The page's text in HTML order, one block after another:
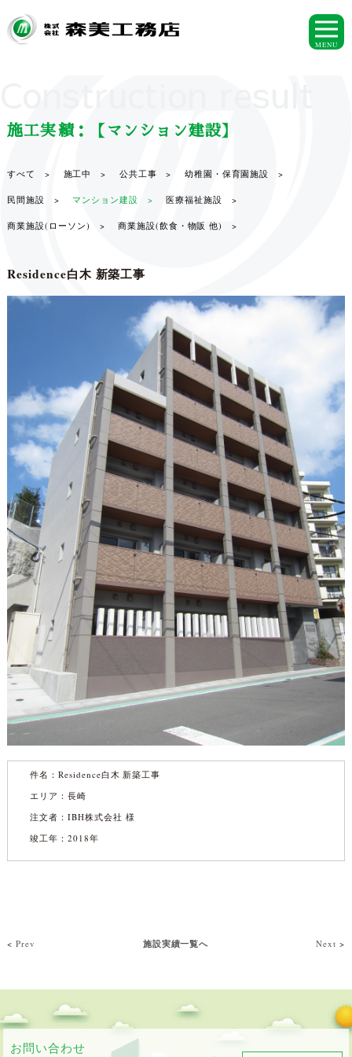
MENU
施工実績：【マンション建設】
すべて > 施工中 > 公共工事 > 幼稚園・保育園施設 >
民間施設 > マンション建設 > 医療福祉施設 >
商業施設(ローソン) > 商業施設(飲食・物販 他) >
Residence白木 新築工事
件名：Residence白木 新築工事
エリア：長崎
注文者：IBH株式会社 様
竣工年：2018年
<Prev 施設実績一覧へ Next >
お問い合わせ